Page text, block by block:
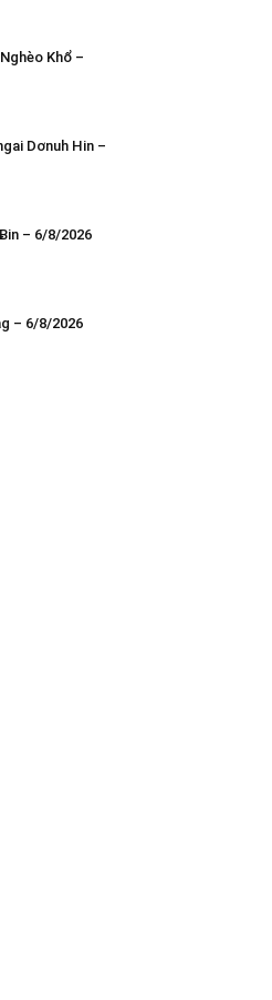
Khổ –
Dơnuh Hin –
– 6/8/2026
– 6/8/2026